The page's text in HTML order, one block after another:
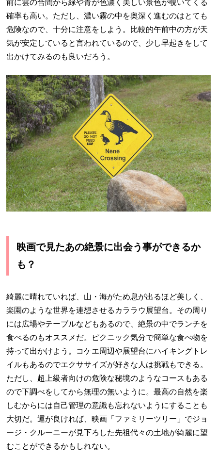
前に雲の合間から緑や青が色濃く美しい景色が覗いてくる
確率も高い。ただし、濃い霧の中を奥深く進むのはとても
危険なので、十分に注意をしよう。比較的午前中の方が天
気が安定していると言われているので、少し早起きをして
出かけてみるのも良いだろう。
映画で見たあの絶景に出会う事ができるか
も？
綺麗に晴れていれば、山・海がため息が出るほど美しく、
楽園のような世界を連想させるカララウ展望台。その周り
には広場やテーブルなどもあるので、絶景の中でランチを
食べるのもオススメだ。ピクニック気分で簡単な食べ物を
持って出かけよう。コケエ周辺や展望台にハイキングトレ
イルもあるのでエクササイズが好きな人は挑戦もできる。
ただし、超上級者向けの危険な秘境のようなコースもある
ので下調べをしてから無理の無いように。最高の自然を楽
しむからには自己管理の意識も忘れないようにすることも
大切だ。運が良ければ、映画「ファミリーツリー」でジョ
ージ・クルーニーが見下ろした先祖代々の土地が綺麗に望
むことができるかもしれない。